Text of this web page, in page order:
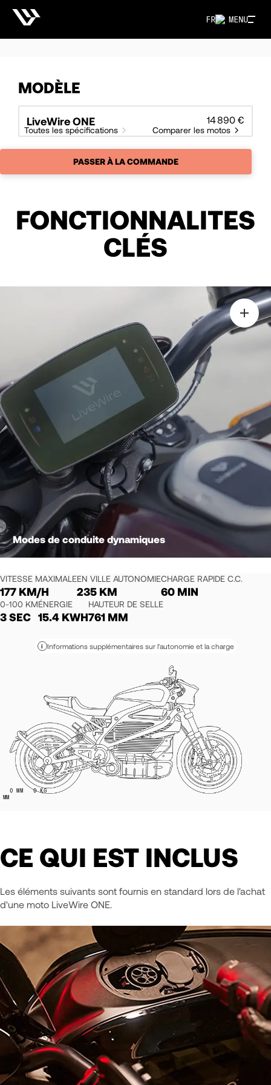
MENU
FR
MODÈLE
LiveWire ONE 14 890 €
Toutes les spécifications Comparer les motos
PASSER À LA COMMANDE
FONCTIONNALITES
CLÉS
Modes de conduite dynamiques
VITESSE MAXIMALE
177 KM/H
EN VILLE AUTONOMIE
235 KM
CHARGE RAPIDE C.C.
60 MIN
0-100 KM
3 SEC
ÉNERGIE
15.4 KWH
HAUTEUR DE SELLE
761 MM
i Informations supplémentaires sur l'autonomie et la charge
0 MM 0KG
CE QUI EST INCLUS
Les éléments suivants sont fournis en standard lors de l'achat
d'une moto LiveWire ONE.